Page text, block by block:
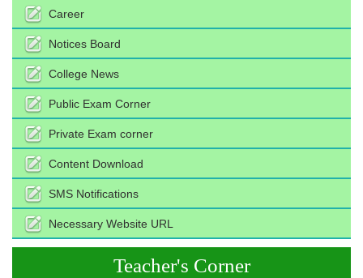
Career
Notices Board
College News
Public Exam Corner
Private Exam corner
Content Download
SMS Notifications
Necessary Website URL
Teacher's Corner